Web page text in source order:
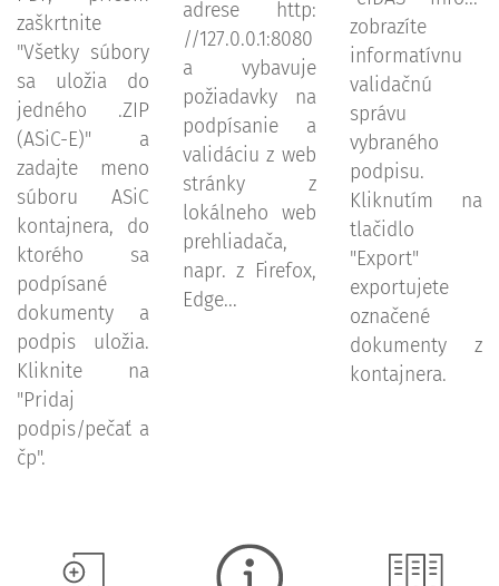
zaškrtnite
"Všetky súbory
sa uložia do
jedného .ZIP
(ASiC-E)" a
zadajte meno
súboru ASiC
kontajnera, do
ktorého sa
podpísané
dokumenty a
podpis uložia.
Kliknite na
"Pridaj
podpis/pečať a
čp".
adrese http:
//127.0.0.1:8080
a vybavuje
požiadavky na
podpísanie a
validáciu z web
stránky z
lokálneho web
prehliadača,
napr. z Firefox,
Edge...
zobrazíte
informatívnu
validačnú
správu
vybraného
podpisu.
Kliknutím na
tlačidlo
"Export"
exportujete
označené
dokumenty z
kontajnera.